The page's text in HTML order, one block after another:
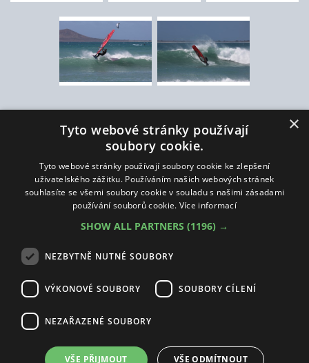
Windsurfing IQFoil Paddleboarding
Půjčovna
Výprodej Bazar Předobjednávky
|
Obchodní podmínky
Cookies nastavení Odstoupit od smlouvy
Copyright © 2009 - 2026 Water solution s.r.o. / Všechna práva vyhrazena
SUP
×
Tyto webové stránky používají
soubory cookie.
Tyto webové stránky používají soubory cookie ke zlepšení
uživatelského zážitku. Používáním našich webových stránek
souhlasíte se všemi soubory cookie v souladu s našimi zásadami
používání souborů cookie. Více informací
SHOW ALL PARTNERS (1196) →
NEZBYTNĚ NUTNÉ SOUBORY
VÝKONOVÉ SOUBORY SOUBORY CÍLENÍ
NEZAŘAZENÉ SOUBORY
VŠE PŘIJMOUT VŠE ODMÍTNOUT